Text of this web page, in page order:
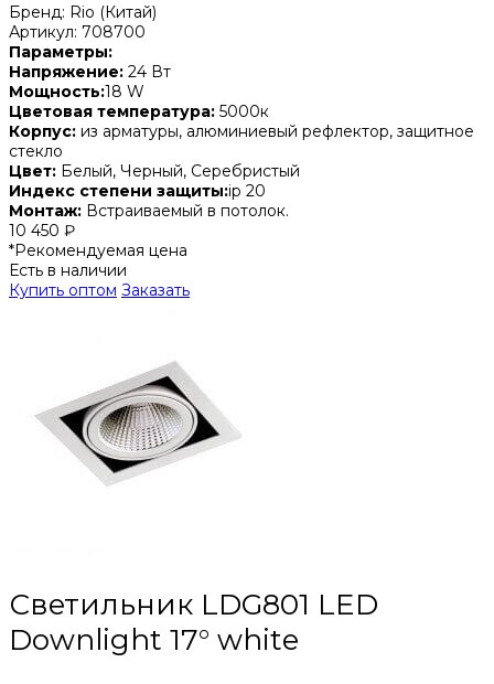
Бренд: Rio (Китай)
Артикул: 708700
Параметры:
Напряжение: 24 Вт
Мощность:18 W
Цветовая температура: 5000к
Корпус: из арматуры, алюминиевый рефлектор, защитное
стекло
Цвет: Белый, Черный, Серебристый
Индекс степени защиты:ip 20
Монтаж: Встраиваемый в потолок.
10 450 ₽
*Рекомендуемая цена
Есть в наличии
Купить оптом Заказать
Светильник LDG801 LED
Downlight 17° white